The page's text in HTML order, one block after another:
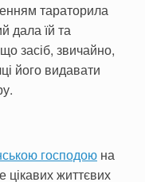
тараторила
дала їй та
засіб, звичайно,
його видавати
господою на
цікавих життєвих